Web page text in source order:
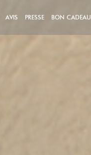
AVIS PRESSE BON CADEAU